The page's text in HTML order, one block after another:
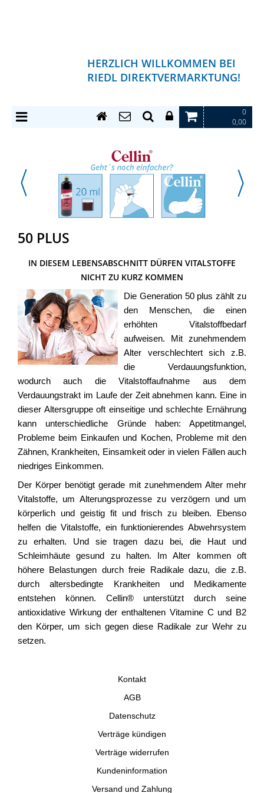
HERZLICH WILLKOMMEN BEI
RIEDL DIREKTVERMARKTUNG!
0
0,00
50 PLUS
IN DIESEM LEBENSABSCHNITT DÜRFEN VITALSTOFFE
NICHT ZU KURZ KOMMEN
Die Generation 50 plus zählt zu
den Menschen, die einen
erhöhten Vitalstoffbedarf
aufweisen. Mit zunehmendem
Alter verschlechtert sich z.B.
die Verdauungsfunktion,
wodurch auch die Vitalstoffaufnahme aus dem
Verdauungstrakt im Laufe der Zeit abnehmen kann. Eine in
dieser Altersgruppe oft einseitige und schlechte Ernährung
kann unterschiedliche Gründe haben: Appetitmangel,
Probleme beim Einkaufen und Kochen, Probleme mit den
Zähnen, Krankheiten, Einsamkeit oder in vielen Fällen auch
niedriges Einkommen.
Der Körper benötigt gerade mit zunehmendem Alter mehr
Vitalstoffe, um Alterungsprozesse zu verzögern und um
körperlich und geistig fit und frisch zu bleiben. Ebenso
helfen die Vitalstoffe, ein funktionierendes Abwehrsystem
zu erhalten. Und sie tragen dazu bei, die Haut und
Schleimhäute gesund zu halten. Im Alter kommen oft
höhere Belastungen durch freie Radikale dazu, die z.B.
durch altersbedingte Krankheiten und Medikamente
entstehen können. Cellin® unterstützt durch seine
antioxidative Wirkung der enthaltenen Vitamine C und B2
den Körper, um sich gegen diese Radikale zur Wehr zu
setzen.
Kontakt
AGB
Datenschutz
Verträge kündigen
Verträge widerrufen
Kundeninformation
Versand und Zahlung